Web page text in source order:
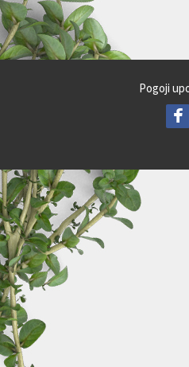
Pogoji